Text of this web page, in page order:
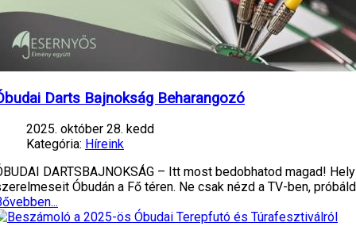
Darts Bajnokság Beharangozó
2025. október 28. kedd
Kategória: Híreink
DARTSBAJNOKSÁG – Itt most bedobhatod magad!
Óbudán a Fő téren. Ne csak nézd a TV-ben,